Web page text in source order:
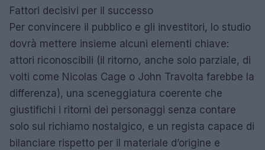
Fattori decisivi per il successo
Per convincere il pubblico e gli investitori, lo studio
dovrà mettere insieme alcuni elementi chiave:
attori riconoscibili (il ritorno, anche solo parziale, di
volti come Nicolas Cage o John Travolta farebbe la
differenza), una sceneggiatura coerente che
giustifichi i ritorni dei personaggi senza contare
solo sul richiamo nostalgico, e un regista capace di
bilanciare rispetto per il materiale d’origine e